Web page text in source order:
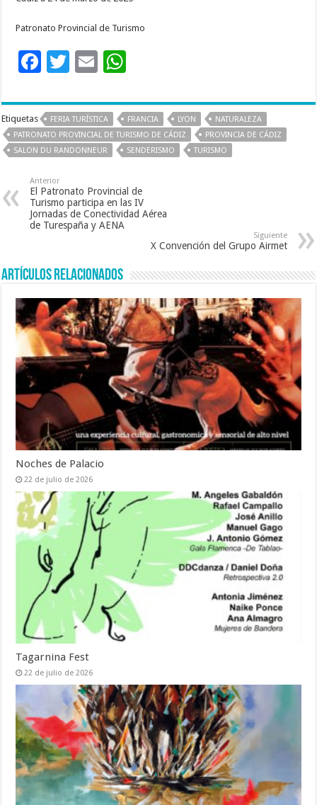
Patronato Provincial de Turismo
F
e
b
o
o
k
T
tt
er
E
ai
l
at
sA
p
Etiquetas FERIA TURÍSTICA FRANCIA LYON
NATURALEZA
PATRONATO PROVINCIAL DE TURISMO DE CÁDIZ
PROVINCIA DE CÁDIZ
SALON DU RANDONNEUR
SENDERISMO TURISMO
Anterior
El Patronato Provincial de
Turismo participa en las IV
Jornadas de Conectividad Aérea
de Turespaña y AENA
Siguiente
X Convención del Grupo Airmet
Artículos relacionados
Noches de Palacio
22 de julio de 2026
Tagarnina Fest
22 de julio de 2026